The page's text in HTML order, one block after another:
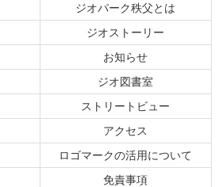
ジオパーク秩父とは
ジオストーリー
お知らせ
ジオ図書室
ストリートビュー
アクセス
ロゴマークの活用について
免責事項